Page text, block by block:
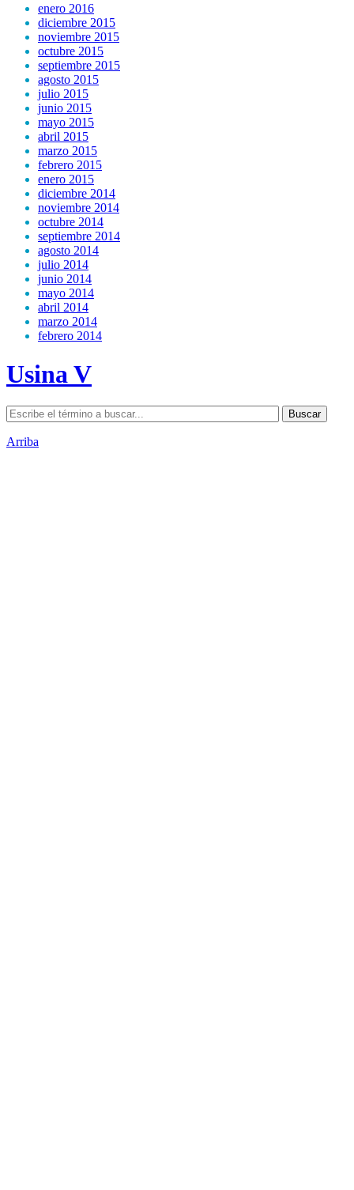
enero 2016
diciembre 2015
noviembre 2015
octubre 2015
septiembre 2015
agosto 2015
julio 2015
junio 2015
mayo 2015
abril 2015
marzo 2015
febrero 2015
enero 2015
diciembre 2014
noviembre 2014
octubre 2014
septiembre 2014
agosto 2014
julio 2014
junio 2014
mayo 2014
abril 2014
marzo 2014
febrero 2014
Usina V
Arriba